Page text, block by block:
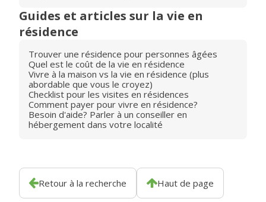
Guides et articles sur la vie en
résidence
Trouver une résidence pour personnes âgées
Quel est le coût de la vie en résidence
Vivre à la maison vs la vie en résidence (plus
abordable que vous le croyez)
Checklist pour les visites en résidences
Comment payer pour vivre en résidence?
Besoin d'aide? Parler à un conseiller en
hébergement dans votre localité
Retour à la recherche Haut de page